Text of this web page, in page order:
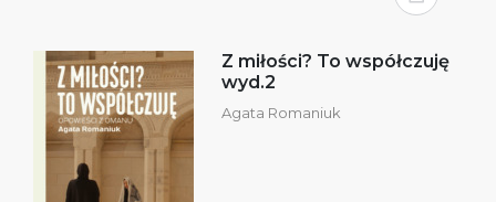
Z miłości? To współczuję
wyd.2
Agata Romaniuk